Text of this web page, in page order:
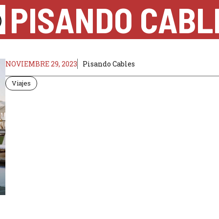
PISANDO
NOVIEMBRE 29, 2023 Pisando Cables
Viajes